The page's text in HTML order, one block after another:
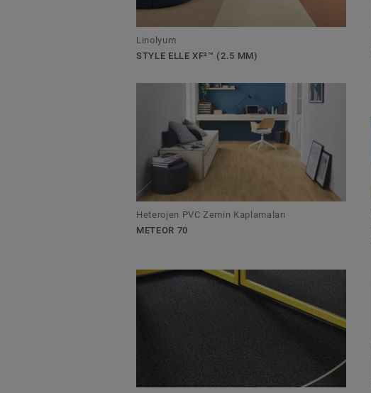
Linolyum
STYLE ELLE XF²™ (2.5 MM)
Heterojen PVC Zemin Kaplamaları
METEOR 70